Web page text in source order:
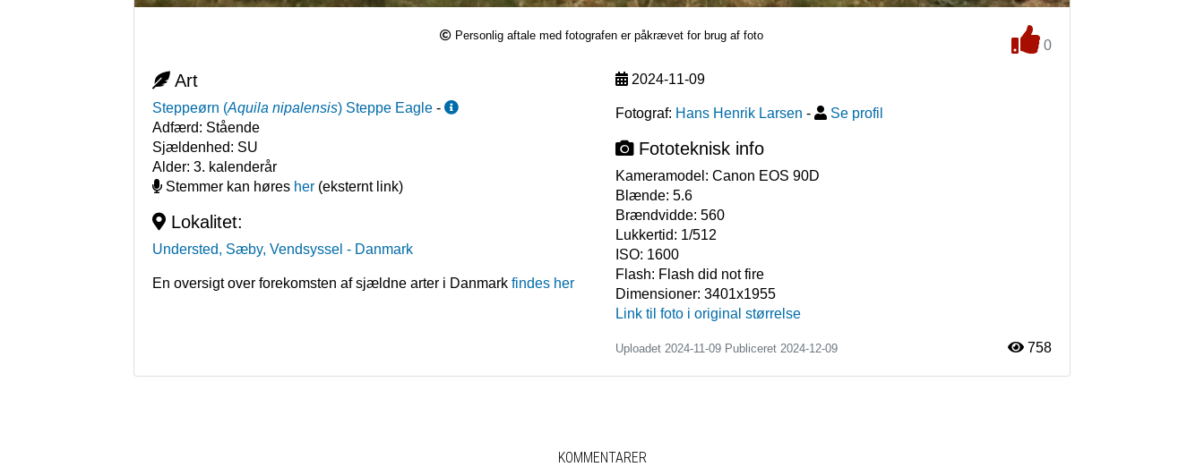
Personlig aftale med fotografen er påkrævet for brug af foto
0
Art
Steppeørn (Aquila nipalensis) Steppe Eagle -
Adfærd: Stående
Sjældenhed: SU
Alder:3. kalenderår
Stemmer kan høres her (eksternt link)
Lokalitet:
Understed, Sæby, Vendsyssel - Danmark
En oversigt over forekomsten af sjældne arter i Danmark findes her
2024-11-09
Fotograf: Hans Henrik Larsen - Se profil
Fototeknisk info
Kameramodel: Canon EOS 90D
Blænde: 5.6
Brændvidde: 560
Lukkertid: 1/512
ISO: 1600
Flash: Flash did not fire
Dimensioner: 3401x1955
Link til foto i original størrelse
Uploadet 2024-11-09 Publiceret 2024-12-09 758
KOMMENTARER